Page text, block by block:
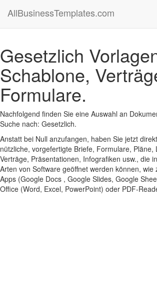
AllBusinessTemplates.com
Gesetzlich
Schablone,
Formulare.
Nachfolgend finden Sie eine Auswahl an
Suche nach: Gesetzlich.
Anstatt bei Null anzufangen, haben Sie jetzt
nützliche, vorgefertigte Briefe, Formulare, Pläne,
Verträge, Präsentationen, Infografiken usw., die
Arten von Software geöffnet werden können, wie
Apps (Google Docs , Google Slides, Google
Office (Word, Excel, PowerPoint) oder PDF-